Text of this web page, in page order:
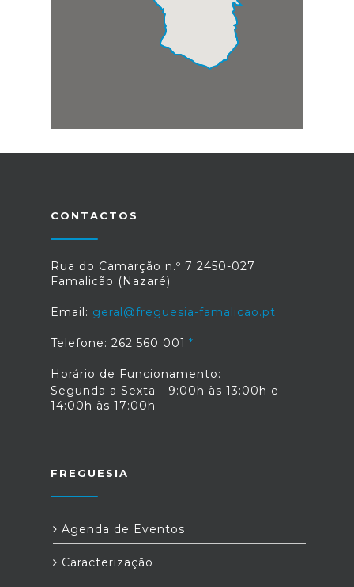
CONTACTOS
Rua do Camarção n.º 7 2450-027
Famalicão (Nazaré)
Email: geral@freguesia-famalicao.pt
Telefone: 262 560 001
Horário de Funcionamento:
Segunda a Sexta - 9:00h às 13:00h e
14:00h às 17:00h
FREGUESIA
Agenda de Eventos
Caracterização